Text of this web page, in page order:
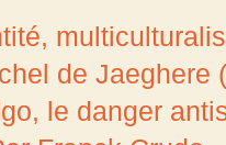
de Jaeghere
le danger